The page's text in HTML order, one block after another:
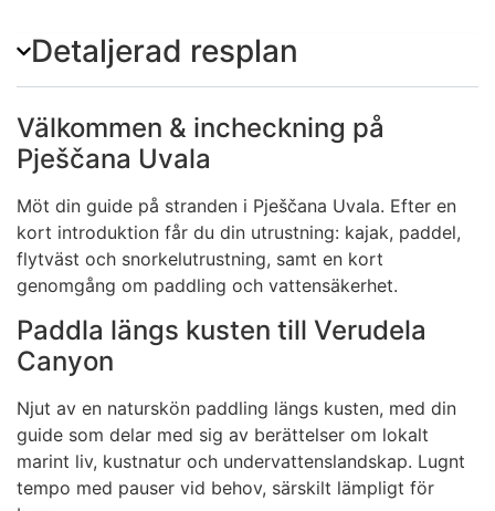
Detaljerad resplan
Välkommen & incheckning på
Pješčana Uvala
Möt din guide på stranden i Pješčana Uvala. Efter en
kort introduktion får du din utrustning: kajak, paddel,
flytväst och snorkelutrustning, samt en kort
genomgång om paddling och vattensäkerhet.
Paddla längs kusten till Verudela
Canyon
Njut av en naturskön paddling längs kusten, med din
guide som delar med sig av berättelser om lokalt
marint liv, kustnatur och undervattenslandskap. Lugnt
tempo med pauser vid behov, särskilt lämpligt för